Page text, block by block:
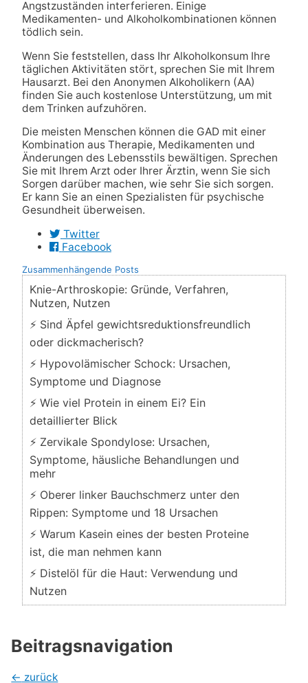
Angstzuständen interferieren. Einige
Medikamenten- und Alkoholkombinationen können
tödlich sein.
Wenn Sie feststellen, dass Ihr Alkoholkonsum Ihre
täglichen Aktivitäten stört, sprechen Sie mit Ihrem
Hausarzt. Bei den Anonymen Alkoholikern (AA)
finden Sie auch kostenlose Unterstützung, um mit
dem Trinken aufzuhören.
Die meisten Menschen können die GAD mit einer
Kombination aus Therapie, Medikamenten und
Änderungen des Lebensstils bewältigen. Sprechen
Sie mit Ihrem Arzt oder Ihrer Ärztin, wenn Sie sich
Sorgen darüber machen, wie sehr Sie sich sorgen.
Er kann Sie an einen Spezialisten für psychische
Gesundheit überweisen.
Twitter
Facebook
Zusammenhängende Posts
Knie-Arthroskopie: Gründe, Verfahren,
Nutzen, Nutzen
⚡ Sind Äpfel gewichtsreduktionsfreundlich
oder dickmacherisch?
⚡ Hypovolämischer Schock: Ursachen,
Symptome und Diagnose
⚡ Wie viel Protein in einem Ei? Ein
detaillierter Blick
⚡ Zervikale Spondylose: Ursachen,
Symptome, häusliche Behandlungen und
mehr
⚡ Oberer linker Bauchschmerz unter den
Rippen: Symptome und 18 Ursachen
⚡ Warum Kasein eines der besten Proteine
ist, die man nehmen kann
⚡ Distelöl für die Haut: Verwendung und
Nutzen
Beitragsnavigation
← zurück